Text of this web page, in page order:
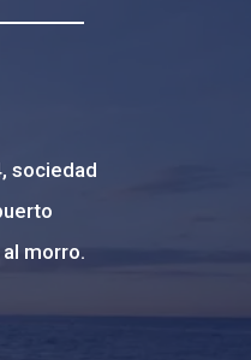
sociedad
morro.